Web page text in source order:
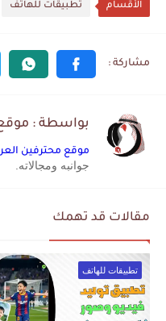
الأقسام تطبيقات للهاتف
بواسطة :
موقع محترفين
جوانبه ومجالاته.
مقالات قد تهمك
تطبيقات للهاتف